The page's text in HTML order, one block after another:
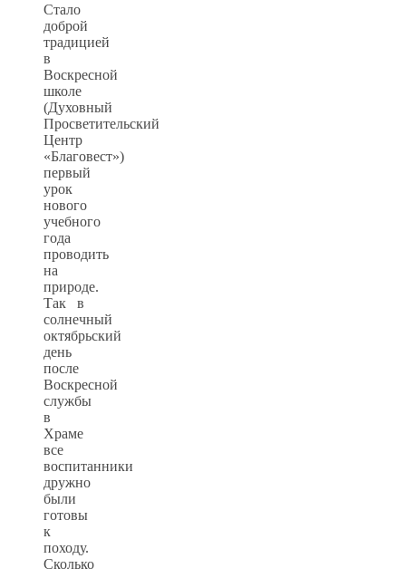
Стало
доброй
традицией
в
Воскресной
школе
(Духовный
Просветительский
Центр
«Благовест»)
первый
урок
нового
учебного
года
проводить
на
природе.
Так в
солнечный
октябрьский
день
после
Воскресной
службы
в
Храме
все
воспитанники
дружно
были
готовы
к
походу.
Сколько